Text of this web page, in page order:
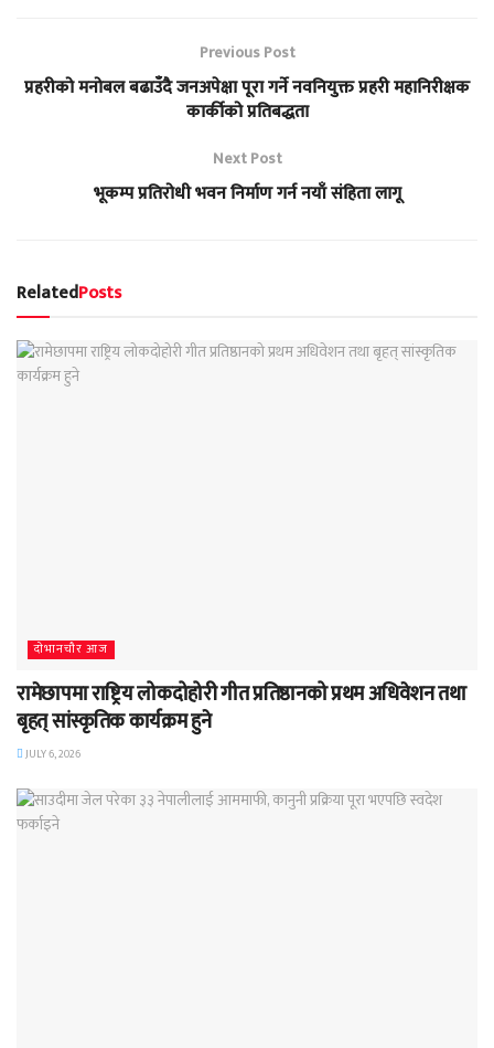
Previous Post
प्रहरीको मनोबल बढाउँदै जनअपेक्षा पूरा गर्ने नवनियुक्त प्रहरी महानिरीक्षक
कार्कीको प्रतिबद्धता
Next Post
भूकम्प प्रतिरोधी भवन निर्माण गर्न नयाँ संहिता लागू
RelatedPosts
दाेभानचाैर आज
रामेछापमा राष्ट्रिय लोकदोहोरी गीत प्रतिष्ठानको प्रथम अधिवेशन तथा
बृहत् सांस्कृतिक कार्यक्रम हुने
JULY 6, 2026